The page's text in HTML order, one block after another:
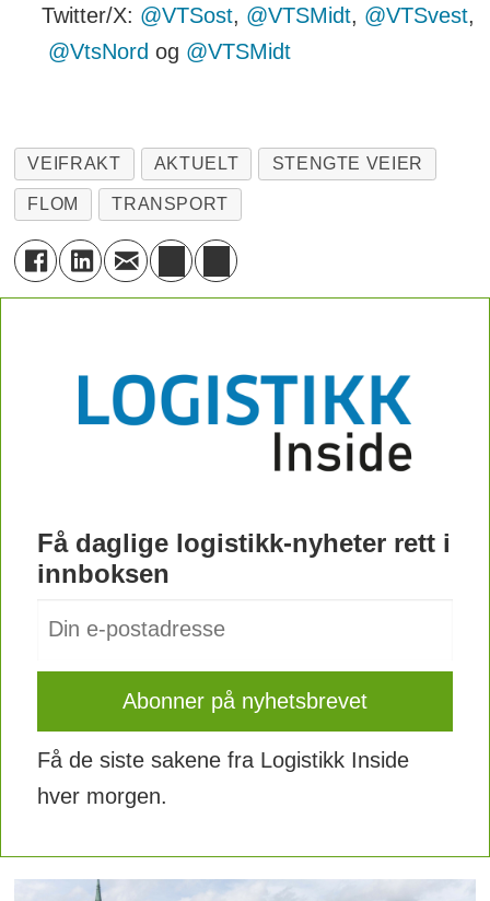
Twitter/X: @VTSost, @VTSMidt, @VTSvest,
@VtsNord og @VTSMidt
VEIFRAKT AKTUELT STENGTE VEIER
FLOM TRANSPORT
Få daglige logistikk-nyheter rett i
innboksen
Få de siste sakene fra Logistikk Inside
hver morgen.